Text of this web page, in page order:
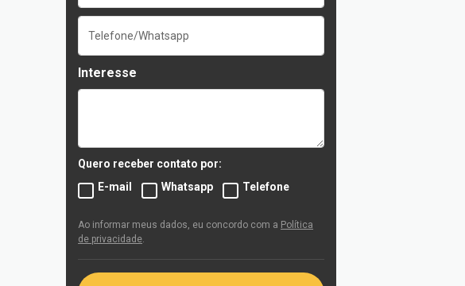
Interesse
Quero receber contato por:
E-mail
Whatsapp Telefone
Ao informar meus dados, eu concordo com a Política
de privacidade.